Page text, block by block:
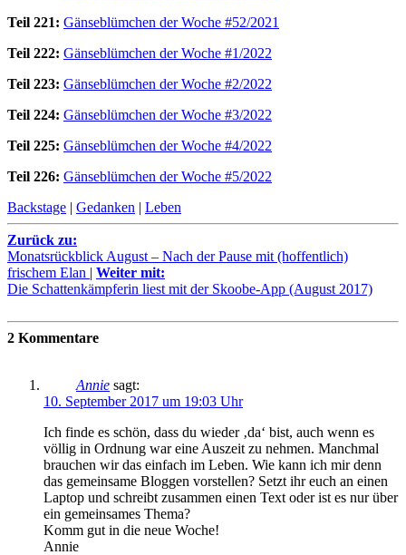
Teil 221: Gänseblümchen der Woche #52/2021
Teil 222: Gänseblümchen der Woche #1/2022
Teil 223: Gänseblümchen der Woche #2/2022
Teil 224: Gänseblümchen der Woche #3/2022
Teil 225: Gänseblümchen der Woche #4/2022
Teil 226: Gänseblümchen der Woche #5/2022
Backstage | Gedanken | Leben
Zurück zu:
Monatsrückblick August – Nach der Pause mit (hoffentlich)
frischem Elan | Weiter mit:
Die Schattenkämpferin liest mit der Skoobe-App (August 2017)
2 Kommentare
Annie sagt:
10. September 2017 um 19:03 Uhr
Ich finde es schön, dass du wieder ‚da‘ bist, auch wenn es
völlig in Ordnung war eine Auszeit zu nehmen. Manchmal
brauchen wir das einfach im Leben. Wie kann ich mir denn
das gemeinsame Bloggen vorstellen? Setzt ihr euch an einen
Laptop und schreibt zusammen einen Text oder ist es nur über
ein gemeinsames Thema?
Komm gut in die neue Woche!
Annie